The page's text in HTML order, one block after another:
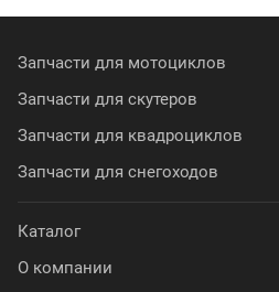
Запчасти для мотоциклов
Запчасти для скутеров
Запчасти для квадроциклов
Запчасти для снегоходов
Каталог
О компании